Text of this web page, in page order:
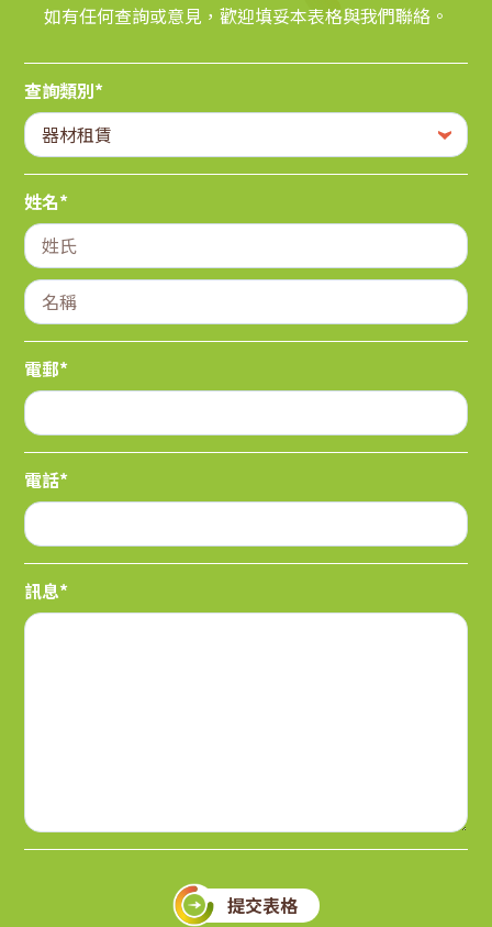
如有任何查詢或意見，歡迎填妥本表格與我們聯絡。
查詢類別*
姓名*
電郵*
電話*
訊息*
提交表格